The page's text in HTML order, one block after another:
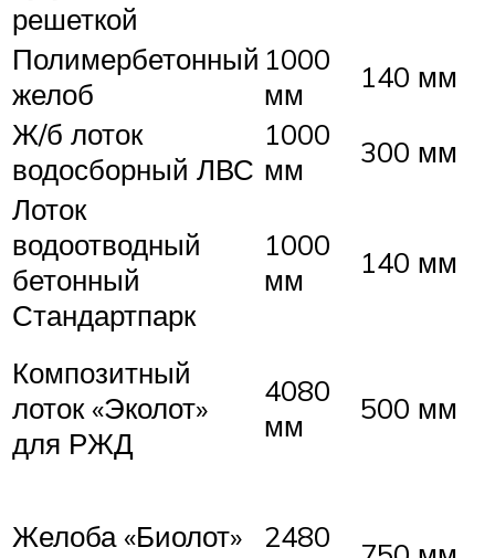
решеткой
Полимербетонный
желоб
1000
мм
140 мм
Ж/б лоток
водосборный ЛВС
1000
мм
300 мм
Лоток
водоотводный
бетонный
Стандартпарк
1000
мм
140 мм
Композитный
лоток «Эколот»
для РЖД
4080
мм
500 мм
Желоба «Биолот»
2480